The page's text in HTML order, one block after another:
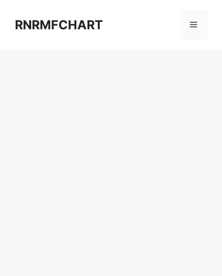
RNRMFCHART 메